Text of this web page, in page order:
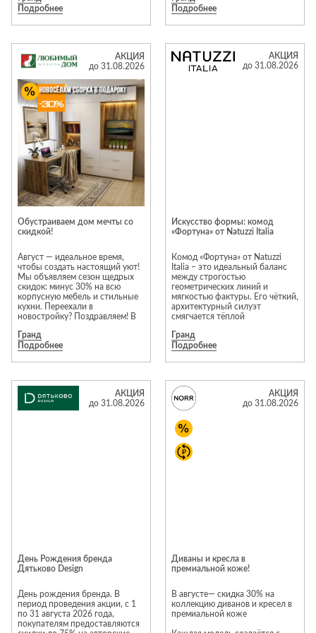
салонов Neopolis Casa
ограничено!
Подробнее
Moravio, Tomasella, Alf, Vaccari
предлагая клиентам
актуальные интерьерные
Подробнее
АКЦИЯ
до 31.08.2026
Обустраиваем дом мечты со
скидкой!
Август — идеальное время,
чтобы создать настоящий уют!
Мы объявляем сезон щедрых
скидок: минус 30% на всю
корпусную мебель и стильные
кухни. Переехали в
новостройку? Поздравляем! В
всю рутину на себя и подарим
вам бесплатную сборку
мечты по лучшей цене!
Гранд
Подробнее
АКЦИЯ
до 31.08.2026
Искусство формы: комод
«Фортуна» от Natuzzi Italia
Комод «Фортуна» от Natuzzi
Italia – это идеальный баланс
между строгостью
геометрических линий и
мягкостью фактуры. Его чёткий,
архитектурный силуэт
смягчается тёплой
визуальный контраст, который
сразу притягивает внимание.
– 617 274 руб. Ждём вас в
салоне Natuzzi Italia в МТК
«Гранд», чтобы помочь выбрать
Гранд
Подробнее
АКЦИЯ
до 31.08.2026
День Рождения бренда
Дятьково Design
День рождения бренда. В
период проведения акции, с 1
по 31 августа 2026 года,
покупателям предоставляются
АКЦИЯ
до 31.08.2026
Диваны и кресла в
премиальной коже!
В августе— скидка 30% на
коллекцию диванов и кресел в
премиальной коже